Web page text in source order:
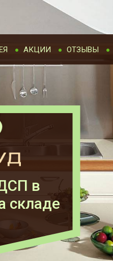
АКЦИИ ОТЗЫВЫ
в
складе